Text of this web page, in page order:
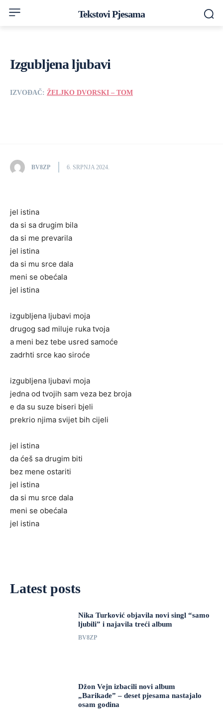
Tekstovi Pjesama
Izgubljena ljubavi
IZVOĐAČ: ŽELJKO DVORSKI – TOM
BV8ZP 6. SRPNJA 2024.
jel istina
da si sa drugim bila
da si me prevarila
jel istina
da si mu srce dala
meni se obećala
jel istina
izgubljena ljubavi moja
drugog sad miluje ruka tvoja
a meni bez tebe usred samoće
zadrhti srce kao siroće
izgubljena ljubavi moja
jedna od tvojih sam veza bez broja
e da su suze biseri bjeli
prekrio njima svijet bih cijeli
jel istina
da ćeš sa drugim biti
bez mene ostariti
jel istina
da si mu srce dala
meni se obećala
jel istina
Latest posts
Nika Turković objavila novi singl “samo
ljubili” i najavila treći album
BV8ZP
Džon Vejn izbacili novi album
„Barikade” – deset pjesama nastajalo
osam godina